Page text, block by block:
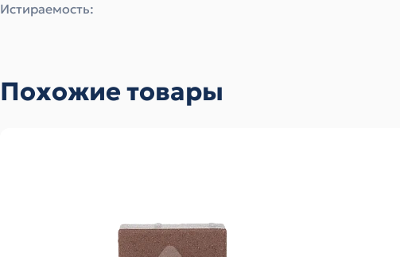
Истираемость:
Похожие товары